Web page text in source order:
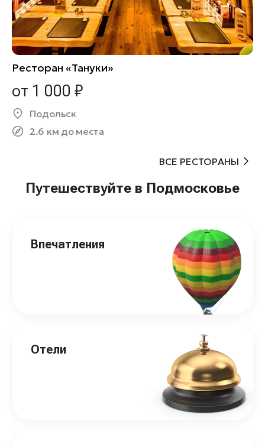
Ресторан «Тануки»
от 1 000 ₽
Подольск
2.6 км до места
ВСЕ РЕСТОРАНЫ
Путешествуйте в Подмосковье
Впечатления
Отели